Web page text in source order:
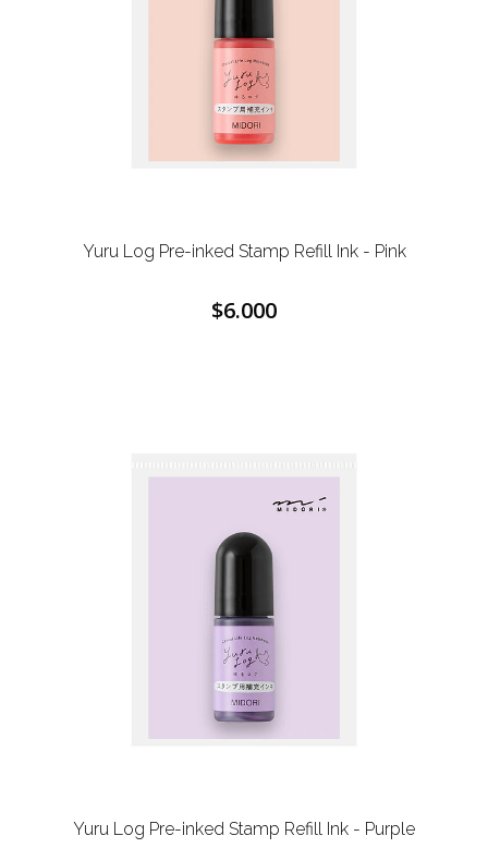
Yuru Log Pre-inked Stamp Refill Ink - Pink
$6.000
Yuru Log Pre-inked Stamp Refill Ink - Purple